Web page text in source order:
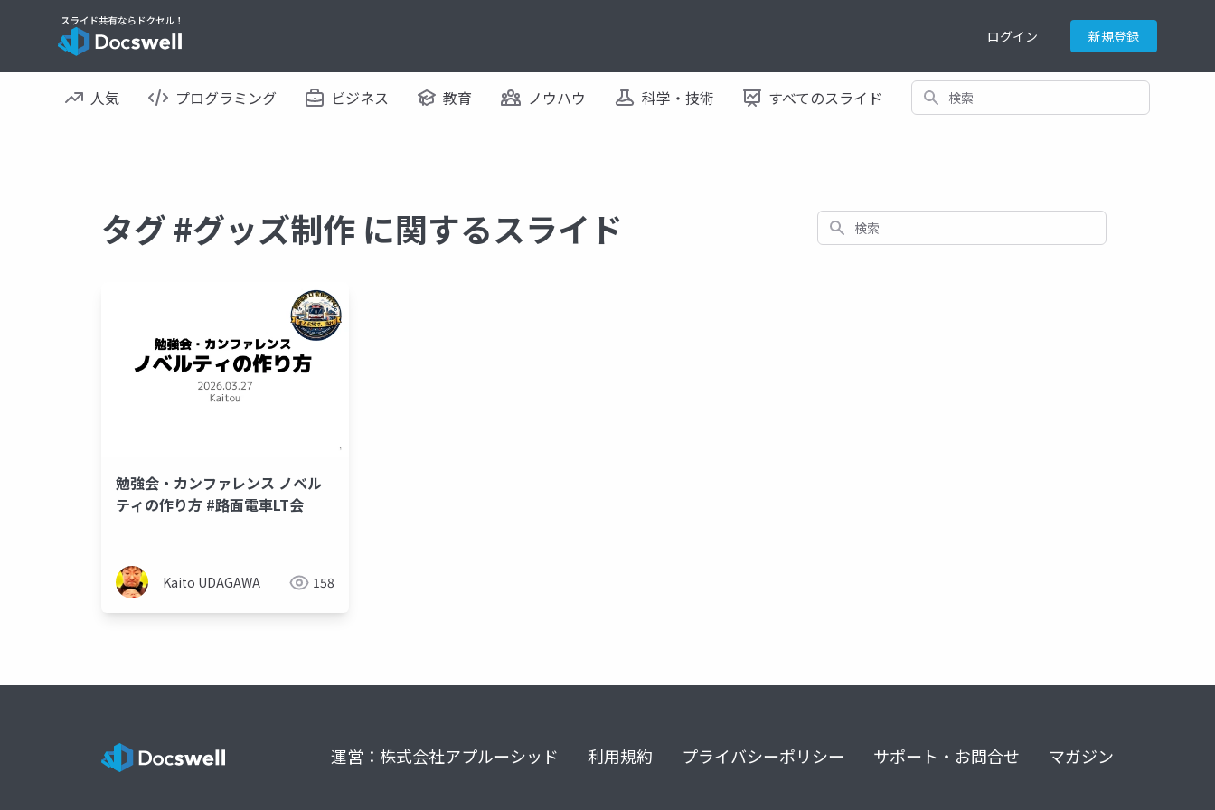
ログイン 新規登録
人気 プログラミング ビジネス 教育 ノウハウ 科学・技術 すべてのスライド 検索
タグ #グッズ制作 に関するスライド 検索
勉強会・カンファレンス ノベル
ティの作り方 #路面電車LT会
Kaito UDAGAWA 158
運営：株式会社アプルーシッド 利用規約 プライバシーポリシー サポート・お問合せ マガジン